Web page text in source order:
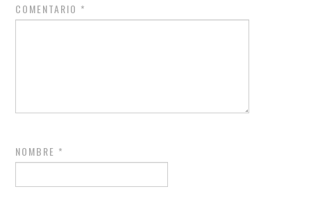
COMENTARIO *
NOMBRE *